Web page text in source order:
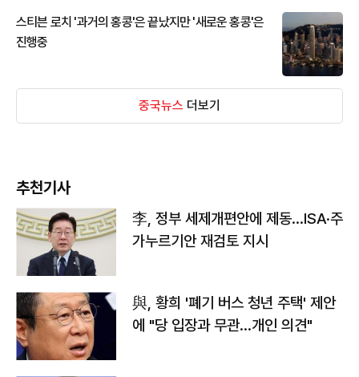
스티븐 로치 '과거의 홍콩'은 끝났지만 '새로운 홍콩'은
진행중
중국뉴스 더보기
추천기사
李, 정부 세제개편안에 제동…ISA·주
가누르기안 재검토 지시
與, 황희 '폐기 버스 청년 주택' 제안
에 "당 입장과 무관…개인 의견"